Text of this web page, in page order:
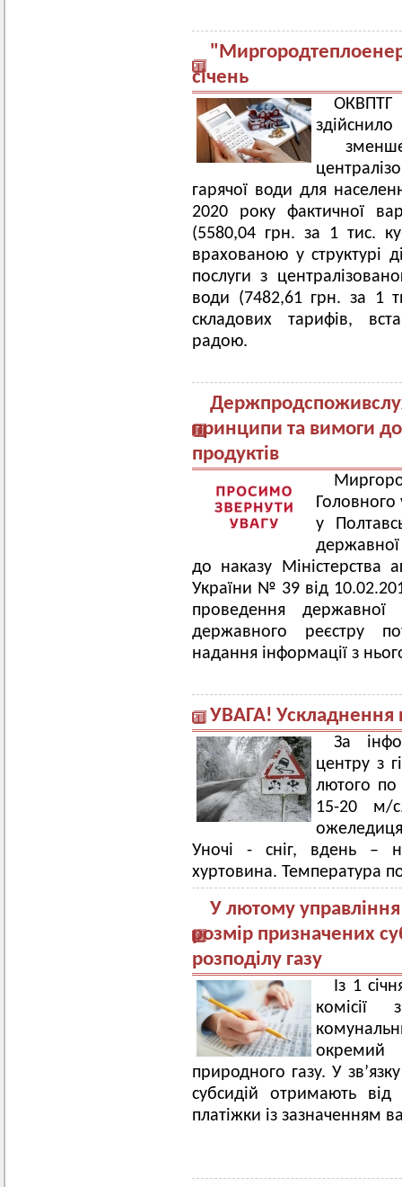
січень
гарячої води для
2020 року фактичної
(5580,04 грн. за 1 тис.
врахованою у структурі
послуги з
води (7482,61 грн. за 1
складових тарифів,
радою.
принципи та вимоги до
продуктів
у
державної
до наказу Міністерства
України № 39 від
проведення державної
державного реєстру
надання інформації з
УВАГА! Ускладнення
За
центру з
лютого по
15-20 м/
Уночі - сніг, вдень –
хуртовина. Температура
У лютому
розмір призначених
розподілу газу
Із 1
комісії
окремий
природного газу. У
субсидій отримають від
платіжки із зазначенням